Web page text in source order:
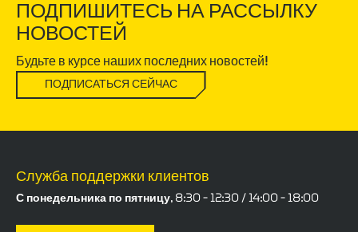
ПОДПИШИТЕСЬ НА РАССЫЛКУ
НОВОСТЕЙ
Будьте в курсе наших последних новостей!
ПОДПИСАТЬСЯ СЕЙЧАС
Служба поддержки клиентов
С понедельника по пятницу, 8:30 – 12:30 / 14:00 – 18:00